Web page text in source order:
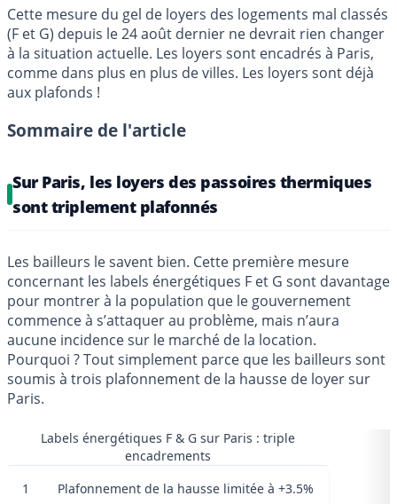
Cette mesure du gel de loyers des logements mal classés
(F et G) depuis le 24 août dernier ne devrait rien changer
à la situation actuelle. Les loyers sont encadrés à Paris,
comme dans plus en plus de villes. Les loyers sont déjà
aux plafonds !
Sommaire de l'article
Sur Paris, les loyers des passoires thermiques
sont triplement plafonnés
Les bailleurs le savent bien. Cette première mesure
concernant les labels énergétiques F et G sont davantage
pour montrer à la population que le gouvernement
commence à s’attaquer au problème, mais n’aura
aucune incidence sur le marché de la location.
Pourquoi ? Tout simplement parce que les bailleurs sont
soumis à trois plafonnement de la hausse de loyer sur
Paris.
Labels énergétiques F & G sur Paris : triple
encadrements
1
Plafonnement de la hausse limitée à +3.5%